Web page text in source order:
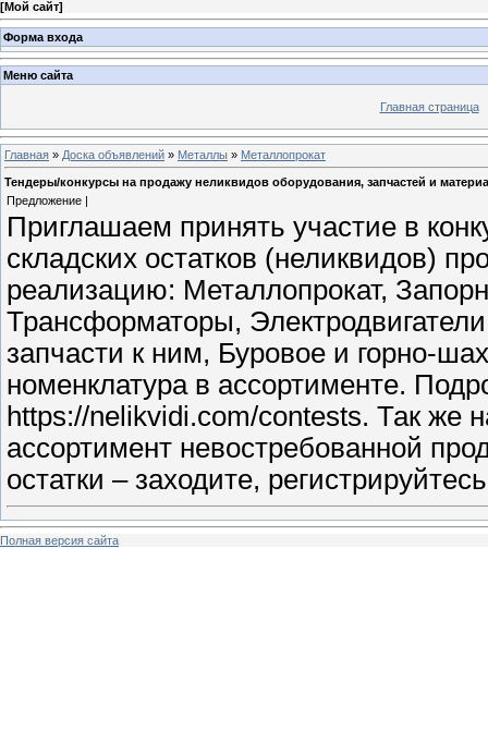
[Мой сайт]
Форма входа
Меню сайта
Главная страница
Главная » Доска объявлений » Металлы » Металлопрокат
Тендеры/конкурсы на продажу неликвидов оборудования, запчастей и
Предложение |
Приглашаем принять участие в
складских остатков (неликвидов)
реализацию: Металлопрокат,
Трансформаторы,
запчасти к ним, Буровое и горно-
номенклатура в ассортименте.
https://nelikvidi.com/contests. Так же
ассортимент невостребованной
остатки – заходите,
Полная версия сайта